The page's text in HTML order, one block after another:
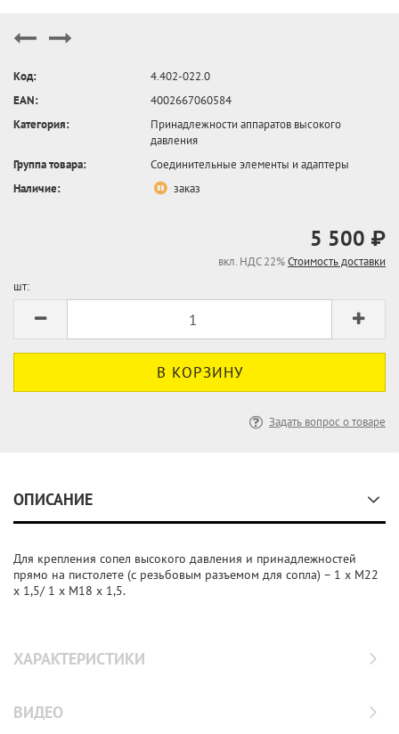
Код:
4.402-022.0
EAN:
4002667060584
Категория:
Принадлежности аппаратов высокого
давления
Группа товара:
Соединительные элементы и адаптеры
Наличие:
заказ
5 500 ₽
вкл. НДС 22%Стоимость доставки
шт:
Задать вопрос о товаре
ОПИСАНИЕ
Для крепления сопел высокого давления и принадлежностей
прямо на пистолете (с резьбовым разъемом для сопла) – 1 x M22
x 1,5/ 1 x M18 x 1,5.
ХАРАКТЕРИСТИКИ
ВИДЕО